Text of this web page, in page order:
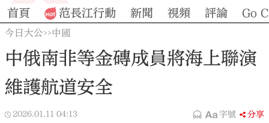
首頁 范長江行動 新聞 視頻 評論 Go
今日大公>>中國
中俄南非等金磚成員將海上聯演
維護航道安全
2026.01.11 04:13 字號 分享